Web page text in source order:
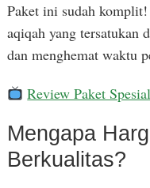
Paket ini sudah
aqiqah yang tersatukan
dan menghemat waktu
Review Paket Spesial
Mengapa
Berkualitas?